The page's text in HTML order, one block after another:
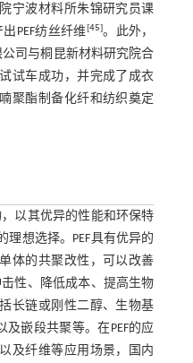
宁波材料所朱锦研究员课
PEF纺丝纤维[45]。此外，
司与桐昆新材料研究院合
试车成功，并完成了成衣
聚酯制备化纤和纺织奠定
以其优异的性能和环保特
想选择。PEF具有优异的
体的共聚改性，可以改善
性、降低成本、提高生物
长链或刚性二醇、生物基
嵌段共聚等。在PEF的应
及纤维等应用场景，国内